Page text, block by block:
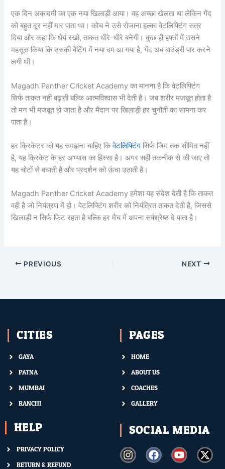
एक दिन अकादमी का एक नया खिलाड़ी आया। वह अच्छा खेलता था लेकिन गेंद
को बहुत दूर नहीं मार पाता था। कोच ने उसे रोजाना हल्का वेटलिफ्टिंग सत्र
दिया और कहा कि धैर्य रखो, ताकत धीरे-धीरे बनेगी। कुछ ही हफ्तों में उसने
महसूस किया कि उसकी बैटिंग में नया दम आ गया है, गेंद अब बाउंड्री पार करने
लगी थी।
Magadh Panther Cricket Academy का मानना है कि वेटलिफ्टिंग
सिर्फ ताकत नहीं बढ़ाती बल्कि आत्मविश्वास भी देती है। जब शरीर मजबूत होता है
तो मन भी मजबूत हो जाता है और मैदान पर खिलाड़ी हर चुनौती का सामना कर
पाता है।
हर क्रिकेटर को यह समझना चाहिए किवेटलिफ्टिंग सिर्फ जिम तक सीमित नहीं
है, यह क्रिकेट के हर अभ्यास का हिस्सा है। अगर सही तकनीक से की जाए तो
यह चोटों से बचाती है और प्रदर्शन को ऊंचा उठाती है।
Magadh Panther Cricket Academy हमेशा यह संदेश देती है कि ताकत
वही है जो नियंत्रण में हो। वेटलिफ्टिंग शरीर को नियंत्रित ताकत देती है, जिससे
खिलाड़ी न सिर्फ फिट रहता है बल्कि हर मैच में अपना सर्वश्रेष्ठ दे पाता है।
PREVIOUS NEXT
CITIES
GAYA
PATNA
MUMBAI
RANCHI
PAGES
HOME
ABOUT US
COACHES
GALLERY
HELP
PRIVACY POLICY
RETURN & REFUND
SOCIAL MEDIA
I
n
F
a
Y
o
X
-